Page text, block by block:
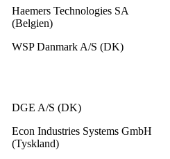
Haemers Technologies SA
(Belgien)
WSP Danmark A/S (DK)
DGE A/S (DK)
Econ Industries Systems GmbH
(Tyskland)